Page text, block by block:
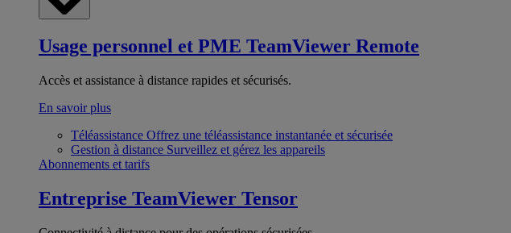
Usage personnel et PME TeamViewer Remote
Accès et assistance à distance rapides et sécurisés.
En savoir plus
Téléassistance Offrez une téléassistance instantanée et sécurisée
Gestion à distance Surveillez et gérez les appareils
Abonnements et tarifs
Entreprise TeamViewer Tensor